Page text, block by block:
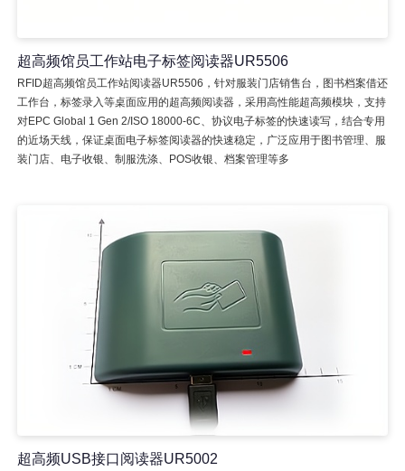
超高频馆员工作站电子标签阅读器UR5506
RFID超高频馆员工作站阅读器UR5506，针对服装门店销售台，图书档案借还
工作台，标签录入等桌面应用的超高频阅读器，采用高性能超高频模块，支持
对EPC Global 1 Gen 2/ISO 18000-6C、协议电子标签的快速读写，结合专用
的近场天线，保证桌面电子标签阅读器的快速稳定，广泛应用于图书管理、服
装门店、电子收银、制服洗涤、POS收银、档案管理等多
超高频USB接口阅读器UR5002